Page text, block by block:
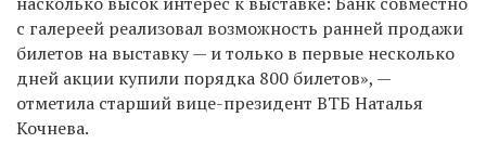
с галереей реализовал возможность ранней продажи
билетов на выставку — и только в первые несколько
дней акции купили порядка 800 билетов», —
отметила старший вице-президент ВТБ Наталья
Кочнева.